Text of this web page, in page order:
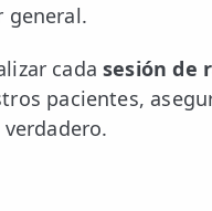
general.
cadasesión de
pacientes,